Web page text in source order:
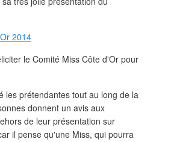
le Comité Miss Côte d'Or pour
les prétendantes tout au long de la
donnent un avis aux
de leur présentation sur
il pense qu'une Miss, qui pourra